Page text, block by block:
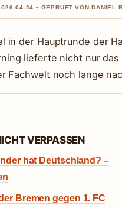
04-24 • GEPRUFT VON DANIEL
in der Hauptrunde der
lieferte nicht nur
Fachwelt noch lange
VERPASSEN
hat Deutschland? –
Bremen gegen 1. FC